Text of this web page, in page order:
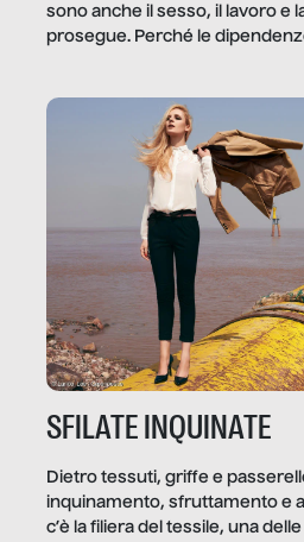
sono anche il sesso, il lavoro e
prosegue. Perché le
trae un guadagno. In questo
quale e come.
SFILATE INQUINATE
Dietro tessuti, griffe e
inquinamento, sfruttamento e
c’è la filiera del tessile, una